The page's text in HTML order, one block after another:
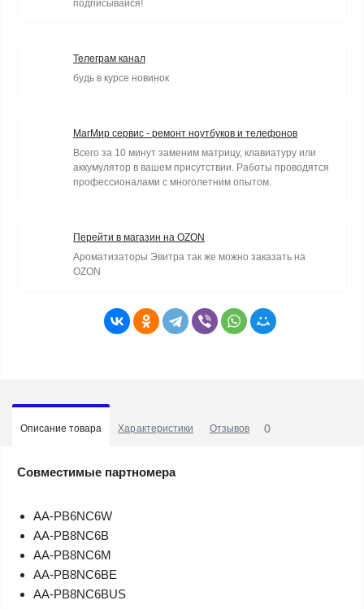
подписывайся!
Телеграм канал
будь в курсе новинок
МагМир сервис - ремонт ноутбуков и телефонов
Всего за 10 минут заменим матрицу, клавиатуру или
аккумулятор в вашем присутствии. Работы проводятся
профессионалами с многолетним опытом.
Перейти в магазин на OZON
Ароматизаторы Эвитра так же можно заказать на
OZON
Описание товара Характеристики Отзывов 0
Совместимые партномера
AA-PB6NC6W
AA-PB8NC6B
AA-PB8NC6M
AA-PB8NC6BE
AA-PB8NC6BUS